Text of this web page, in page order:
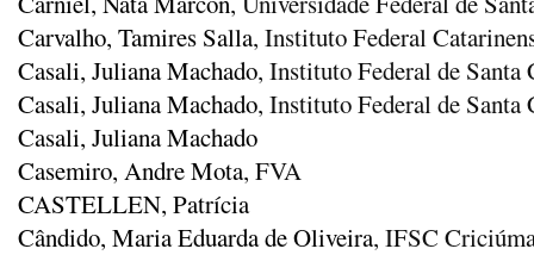
Carvalho, Tamires Salla, Instituto Federal
Casali, Juliana Machado, Instituto Federal de Santa
Casali, Juliana Machado, Instituto Federal de Santa
Casali, Juliana Machado
Casemiro, Andre Mota, FVA
CASTELLEN, Patrícia
Cândido, Maria Eduarda de Oliveira, IFSC